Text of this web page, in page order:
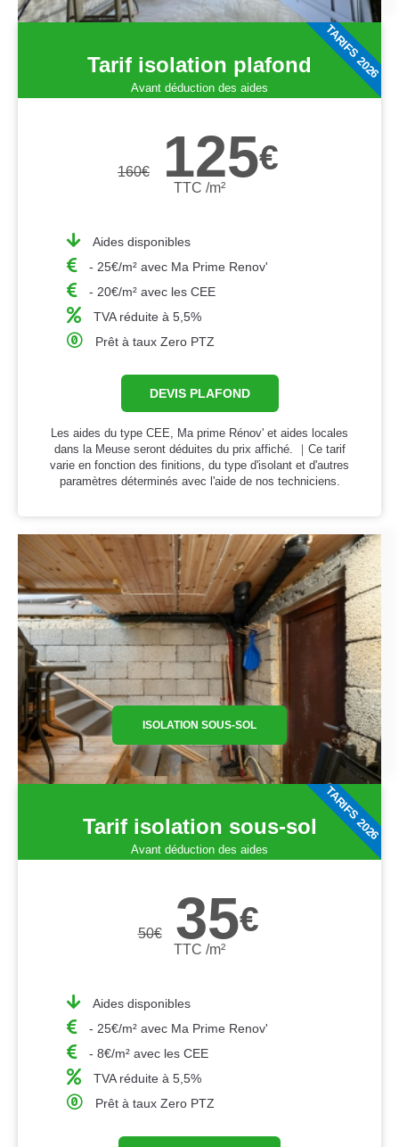
Tarif isolation plafond
Avant déduction des aides
160€ 125€
TTC /m²
Aides disponibles
- 25€/m² avec Ma Prime Renov'
- 20€/m² avec les CEE
TVA réduite à 5,5%
Prêt à taux Zero PTZ
DEVIS PLAFOND
Les aides du type CEE, Ma prime Rénov' et aides locales
dans la Meuse seront déduites du prix affiché. ｜Ce tarif
varie en fonction des finitions, du type d'isolant et d'autres
paramètres déterminés avec l'aide de nos techniciens.
TARIFS 2026
ISOLATION SOUS-SOL
Tarif isolation sous-sol
Avant déduction des aides
50€ 35€
TTC /m²
Aides disponibles
- 25€/m² avec Ma Prime Renov'
- 8€/m² avec les CEE
TVA réduite à 5,5%
Prêt à taux Zero PTZ
TARIFS 2026